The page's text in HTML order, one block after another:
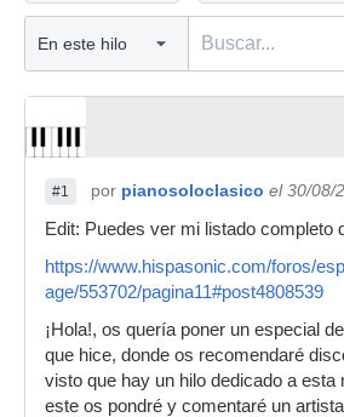
#1 por pianosoloclasico el 30/08/
Edit: Puedes ver mi listado completo
https://www.hispasonic.com/foros/
age/553702/pagina11#post4808539
¡Hola!, os quería poner un especial
que hice, donde os recomendaré
visto que hay un hilo dedicado a esta
este os pondré y comentaré un